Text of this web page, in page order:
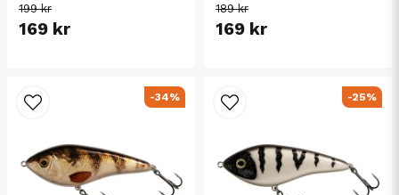
199 kr
169 kr
189 kr
169 kr
-34% -25%